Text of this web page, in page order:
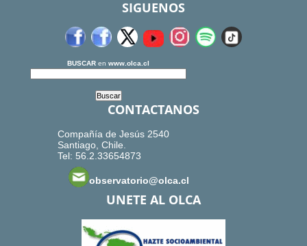
SIGUENOS
BUSCAR en www.olca.cl
CONTACTANOS
Compañía de Jesús 2540
Santiago, Chile.
Tel: 56.2.33654873
observatorio@olca.cl
UNETE AL OLCA